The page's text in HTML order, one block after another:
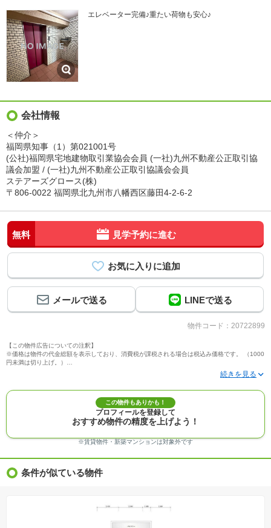
エレベーター完備♪重たい荷物も安心♪
会社情報
＜仲介＞
福岡県知事（1）第021001号
(公社)福岡県宅地建物取引業協会会員 (一社)九州不動産公正取引協
議会加盟 / (一社)九州不動産公正取引協議会会員
ステアーズグロース(株)
〒806-0022 福岡県北九州市八幡西区藤田4-2-6-2
無料 見学予約に進む
メールで送る LINEで送る
物件コード：20722899
【この物件広告についての注釈】
※価格は物件の代金総額を表示しており、消費税が課税される場合は税込み価格です。 （1000
円未満は切り上げ。）
※写真に写っている、またはパース（絵）や間取り図に描かれている家具や車などは、特にコ
※建築条件付き土地価格には、建物価格は含まれません。
※物件情報は、原則として情報提供日の２日前に最終確認した情報です。
※完成予想図はいずれも外構、植栽、外観等実際のものとは多少異なることがあります。
※モデルルーム・モデルハウス・展示場・ショールームの画像の場合、今回販売の物件と異な
※ＣＧ合成の画像の場合、実際とは多少異なる場合があります。
※物件特徴：販売戸数が複数の物件は、全ての住戸に該当しない項目もあります。
※価格更新：物件価格が変更された日から１週間表示されます。
※建築条件土地の情報内に掲載されている、建物プラン例は、土地購入者の設計プランの参考
※土地（建築条件なし）で「建物プラン例」が表記してある時、そのプラン例は特定の建築請
この物件もありかも！
プロフィールを登録して
おすすめ物件の精度を上げよう！
※賃貸物件・新築マンションは対象外です
条件が似ている物件